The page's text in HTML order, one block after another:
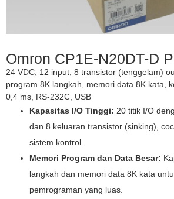
Omron CP1E-N20DT-D
24 VDC, 12 input, 8 transistor (tenggelam)
program 8K langkah, memori data 8K kata,
0,4 ms, RS-232C, USB
Kapasitas I/O Tinggi: 20 titik I/O
dan 8 keluaran transistor (sinking),
sistem kontrol.
Memori Program dan Data Besar:
langkah dan memori data 8K kata
pemrograman yang luas.